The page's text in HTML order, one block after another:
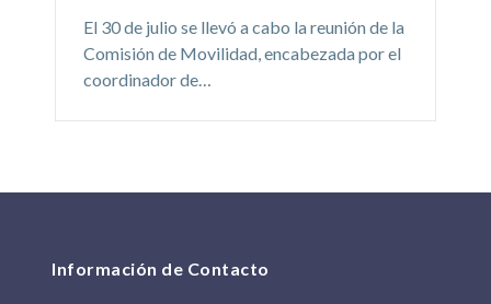
El 30 de julio se llevó a cabo la reunión de la
Comisión de Movilidad, encabezada por el
coordinador de…
Información de Contacto